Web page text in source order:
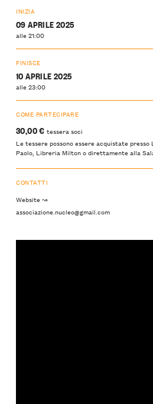
INIZIA
09 APRILE 2025
alle 21:00
FINISCE
10 APRILE 2025
alle 23:00
COME PARTECIPARE
30,00 €tessera soci
Le tessere possono essere acquistate
Paolo, Libreria Milton o direttamente alla
CONTATTI
Website ↝
associazione.nucleo@gmail.com